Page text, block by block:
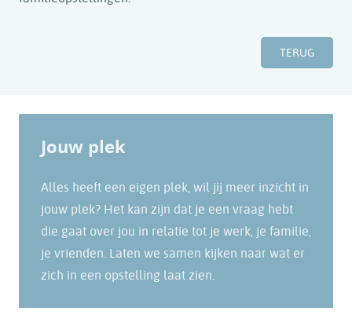
TERUG
Jouw plek
Alles heeft een eigen plek, wil jij meer inzicht in
jouw plek? Het kan zijn dat je een vraag hebt
die gaat over jou in relatie tot je werk, je familie,
je vrienden. Laten we samen kijken naar wat er
zich in een opstelling laat zien.